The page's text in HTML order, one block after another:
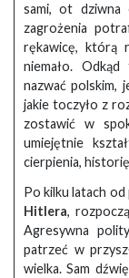
sami, ot dziwna
zagrożenia
rękawicę, którą
niemało.
nazwać polskim,
jakie toczyło z
zostawić w
umiejętnie
cierpienia,
Po kilku latach od
Hitlera,
Agresywna
patrzeć w
wielka. Sam